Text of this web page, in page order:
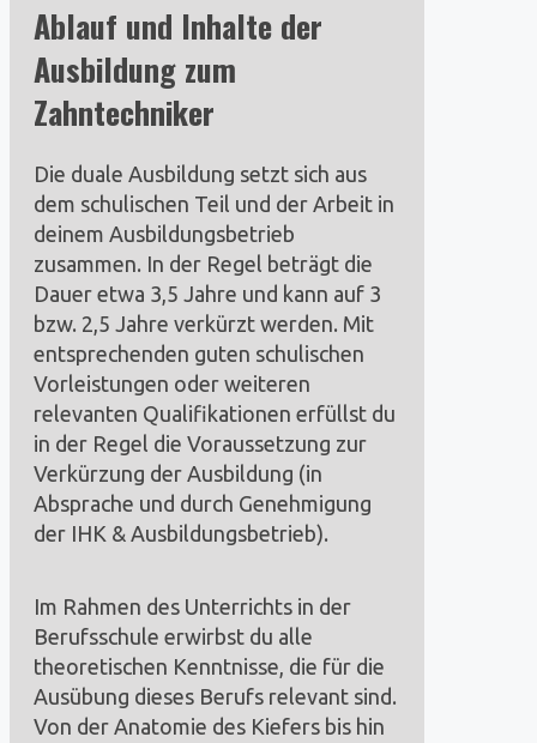
Ablauf und Inhalte der
Ausbildung zum
Zahntechniker
Die duale Ausbildung setzt sich aus
dem schulischen Teil und der Arbeit in
deinem Ausbildungsbetrieb
zusammen. In der Regel beträgt die
Dauer etwa 3,5 Jahre und kann auf 3
bzw. 2,5 Jahre verkürzt werden. Mit
entsprechenden guten schulischen
Vorleistungen oder weiteren
relevanten Qualifikationen erfüllst du
in der Regel die Voraussetzung zur
Verkürzung der Ausbildung (in
Absprache und durch Genehmigung
der IHK & Ausbildungsbetrieb).
Im Rahmen des Unterrichts in der
Berufsschule erwirbst du alle
theoretischen Kenntnisse, die für die
Ausübung dieses Berufs relevant sind.
Von der Anatomie des Kiefers bis hin